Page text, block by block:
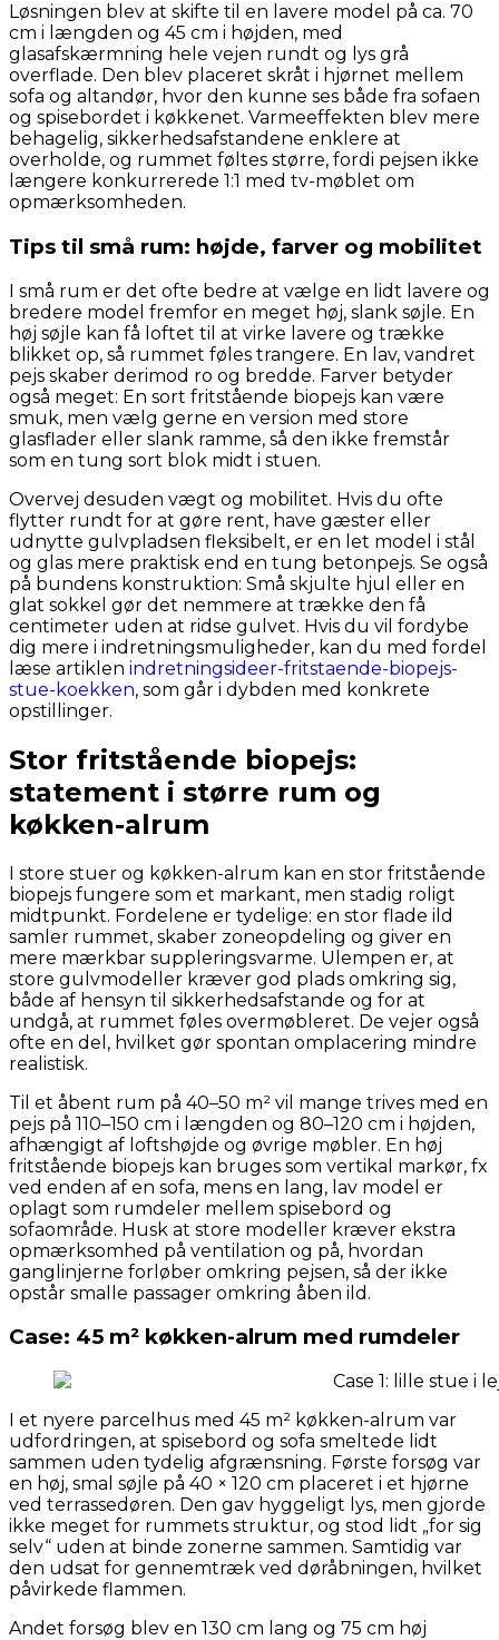
Løsningen blev at skifte til en lavere model på ca. 70
cm i længden og 45 cm i højden, med
glasafskærmning hele vejen rundt og lys grå
overflade. Den blev placeret skråt i hjørnet mellem
sofa og altandør, hvor den kunne ses både fra sofaen
og spisebordet i køkkenet. Varmeeffekten blev mere
behagelig, sikkerhedsafstandene enklere at
overholde, og rummet føltes større, fordi pejsen ikke
længere konkurrerede 1:1 med tv-møblet om
opmærksomheden.
Tips til små rum: højde, farver og mobilitet
I små rum er det ofte bedre at vælge en lidt lavere og
bredere model fremfor en meget høj, slank søjle. En
høj søjle kan få loftet til at virke lavere og trække
blikket op, så rummet føles trangere. En lav, vandret
pejs skaber derimod ro og bredde. Farver betyder
også meget: En sort fritstående biopejs kan være
smuk, men vælg gerne en version med store
glasflader eller slank ramme, så den ikke fremstår
som en tung sort blok midt i stuen.
Overvej desuden vægt og mobilitet. Hvis du ofte
flytter rundt for at gøre rent, have gæster eller
udnytte gulvpladsen fleksibelt, er en let model i stål
og glas mere praktisk end en tung betonpejs. Se også
på bundens konstruktion: Små skjulte hjul eller en
glat sokkel gør det nemmere at trække den få
centimeter uden at ridse gulvet. Hvis du vil fordybe
dig mere i indretningsmuligheder, kan du med fordel
læse artiklen indretningsideer-fritstaende-biopejs-
stue-koekken, som går i dybden med konkrete
opstillinger.
Stor fritstående biopejs:
statement i større rum og
køkken-alrum
I store stuer og køkken-alrum kan en stor fritstående
biopejs fungere som et markant, men stadig roligt
midtpunkt. Fordelene er tydelige: en stor flade ild
samler rummet, skaber zoneopdeling og giver en
mere mærkbar suppleringsvarme. Ulempen er, at
store gulvmodeller kræver god plads omkring sig,
både af hensyn til sikkerhedsafstande og for at
undgå, at rummet føles overmøbleret. De vejer også
ofte en del, hvilket gør spontan omplacering mindre
realistisk.
Til et åbent rum på 40–50 m² vil mange trives med en
pejs på 110–150 cm i længden og 80–120 cm i højden,
afhængigt af loftshøjde og øvrige møbler. En høj
fritstående biopejs kan bruges som vertikal markør, fx
ved enden af en sofa, mens en lang, lav model er
oplagt som rumdeler mellem spisebord og
sofaområde. Husk at store modeller kræver ekstra
opmærksomhed på ventilation og på, hvordan
ganglinjerne forløber omkring pejsen, så der ikke
opstår smalle passager omkring åben ild.
Case: 45 m² køkken-alrum med rumdeler
I et nyere parcelhus med 45 m² køkken-alrum var
udfordringen, at spisebord og sofa smeltede lidt
sammen uden tydelig afgrænsning. Første forsøg var
en høj, smal søjle på 40 × 120 cm placeret i et hjørne
ved terrassedøren. Den gav hyggeligt lys, men gjorde
ikke meget for rummets struktur, og stod lidt „for sig
selv“ uden at binde zonerne sammen. Samtidig var
den udsat for gennemtræk ved døråbningen, hvilket
påvirkede flammen.
Andet forsøg blev en 130 cm lang og 75 cm høj